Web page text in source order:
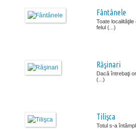
Fântânele
Toate
felul (...)
Răşinari
Dacă întrebaţi
(...)
Tilişca
Totul s-a